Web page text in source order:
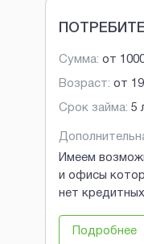
Сумма: от
Возраст: от 19
Срок займа: 5
Имеем
и офисы
нет
Подробнее